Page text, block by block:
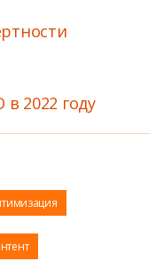
в 2022 году